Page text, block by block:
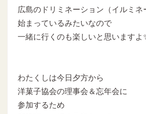
広島のドリミネーション（イルミネ
始まっているみたいなので
一緒に行くのも楽しいと思いますよ
わたくしは今日夕方から
洋菓子協会の理事会＆忘年会に
参加するため